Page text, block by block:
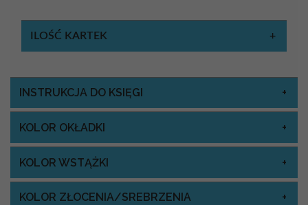
ILOŚĆ KARTEK
INSTRUKCJA DO KSIĘGI
KOLOR OKŁADKI
KOLOR WSTĄŻKI
KOLOR ZŁOCENIA/SREBRZENIA